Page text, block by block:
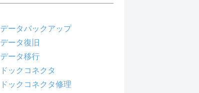
データバックアップ
データ復旧
データ移行
ドックコネクタ
ドックコネクタ修理